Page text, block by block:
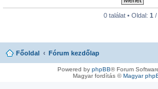
0 találat • Oldal: 1 /
Főoldal Fórum kezdőlap
Powered by phpBB® Forum
Magyar fordítás ©Magyar